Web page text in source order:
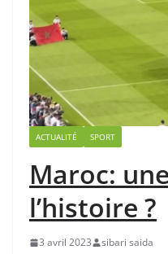
ACTUALITÉ SPORT
Maroc:
l’histoire ?
3 avril 2023 sibari saida